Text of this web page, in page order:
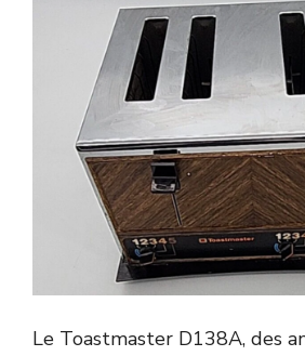
Le Toastmaster D138A, des